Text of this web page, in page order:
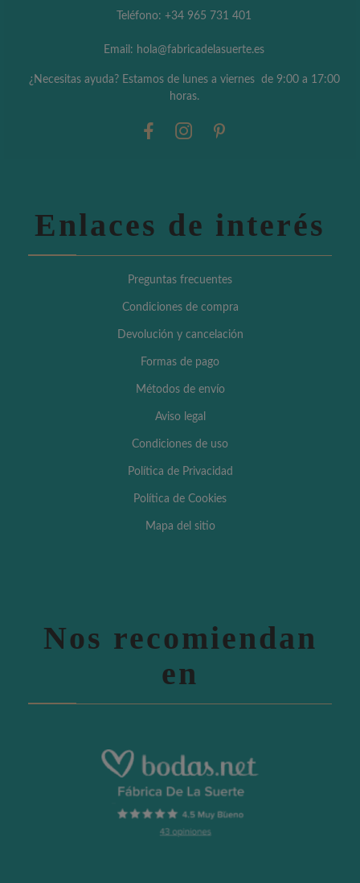
Teléfono: +34 965 731 401
Email: hola@fabricadelasuerte.es
¿Necesitas ayuda? Estamos de lunes a viernes de 9:00 a 17:00
horas.
Enlaces de interés
Preguntas frecuentes
Condiciones de compra
Devolución y cancelación
Formas de pago
Métodos de envío
Aviso legal
Condiciones de uso
Política de Privacidad
Política de Cookies
Mapa del sitio
Nos recomiendan
en